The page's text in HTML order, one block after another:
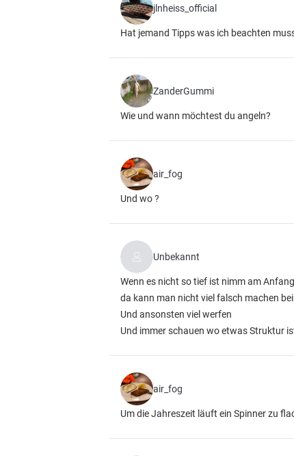
jlnheiss_official
Hat jemand Tipps was ich beachten
ZanderGummi
Wie und wann möchtest du angeln?
air_fog
Und wo ?
Unbekannt
Wenn es nicht so tief ist nimm am
da kann man nicht viel falsch machen
Und ansonsten viel werfen
Und immer schauen wo etwas Struktur
air_fog
Um die Jahreszeit läuft ein Spinner zu